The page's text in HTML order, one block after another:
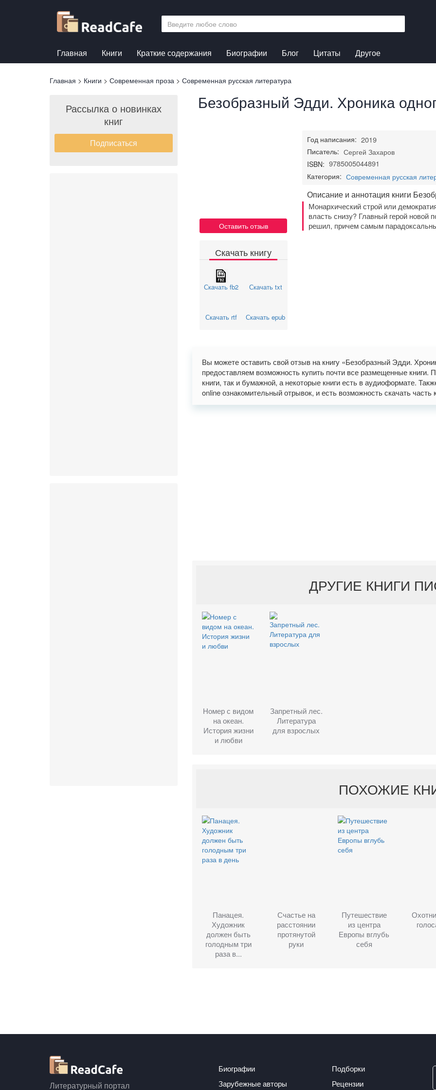
Главная Книги Краткие содержания Биографии Блог Цитаты Другое
Вы
Главная > Книги > Современная проза > Современная русская литература
Рассылка о новинках
книг
Подписаться
Безобразный Эдди. Хроника
Оставить отзыв
Скачать книгу
Скачать fb2 Скачать txt
Скачать rtf Скачать epub
Год написания: 2019
Писатель: Сергей Захаров
ISBN: 9785005044891
Категория: Современная русская
Описание и аннотация книги
Монархический строй или
власть снизу? Главный герой новой
решил, причем самым
Вы можете оставить свой отзыв на книгу «Безобразный Эдди.
предоставляем возможность купить почти все размещенные книги.
книги, так и бумажной, а некоторые книги есть в аудиоформате.
online ознакомительный отрывок, и есть возможность скачать
ДРУГИЕ КНИГИ
Номер с видом
на океан.
История жизни
и любви
Запретный лес.
Литература
для взрослых
ПОХОЖИЕ
Панацея.
Художник
должен быть
голодным три
раза в...
Счастье на
расстоянии
протянутой
руки
Путешествие
из центра
Европы вглубь
себя
Литературный портал
Биографии
Зарубежные авторы
Подборки
Рецензии